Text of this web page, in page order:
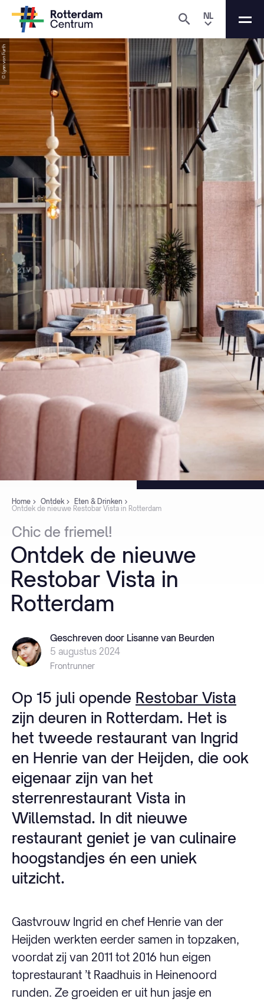
NL
Home Ontdek
Eten & Drinken
Ontdek de nieuwe Restobar Vista in Rotterdam
Chic de friemel!
Ontdek de nieuwe
Restobar Vista in
Rotterdam
© Lyan von Furth
Geschreven door Lisanne van Beurden
5 augustus 2024
Frontrunner
Op 15 juli opende Restobar Vista
zijn deuren in Rotterdam. Het is
het tweede restaurant van Ingrid
en Henrie van der Heijden, die ook
eigenaar zijn van het
sterrenrestaurant Vista in
Willemstad. In dit nieuwe
restaurant geniet je van culinaire
hoogstandjes én een uniek
uitzicht.
Gastvrouw Ingrid en chef Henrie van der
Heijden werkten eerder samen in topzaken,
voordat zij van 2011 tot 2016 hun eigen
toprestaurant ’t Raadhuis in Heinenoord
runden. Ze groeiden er uit hun jasje en